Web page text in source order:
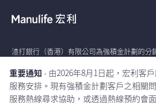
重要通知 - 由2026年8月1日起，宏利客
服務安排。現有強積金計劃客戶之相關
服務熱線尋求協助，或透過熱線預約會
渣打銀行（香港）有限公司為強積金計劃的分
司及其他渣打集團成員與計劃的營運的主要人